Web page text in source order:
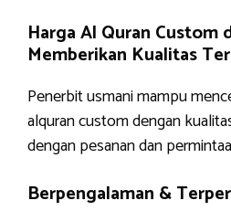
Harga Al Quran Custom
Memberikan Kualitas
Penerbit usmani mampu
alquran custom dengan
dengan pesanan dan
Berpengalaman &